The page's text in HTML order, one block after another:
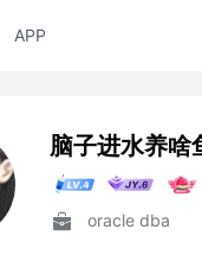
APP
脑子进水养啥
oracle dba